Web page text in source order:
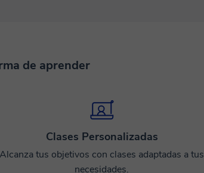
de aprender
Clases Personalizadas
Alcanza tus objetivos con clases adaptadas a tus
necesidades.